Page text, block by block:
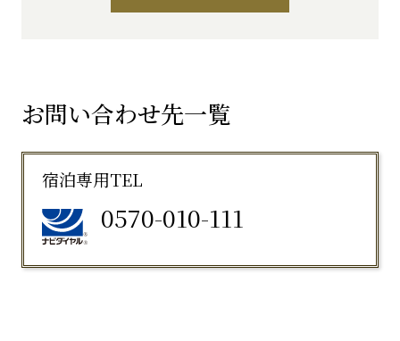
お問い合わせ先一覧
宿泊専用TEL
0570-010-111